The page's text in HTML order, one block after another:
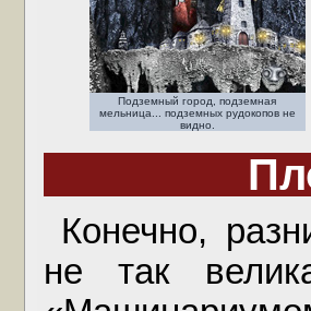
Подземный город, подземная
мельница... подземных рудокопов не
видно.
Конечно,
не так